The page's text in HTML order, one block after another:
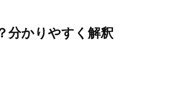
分かりやすく解釈